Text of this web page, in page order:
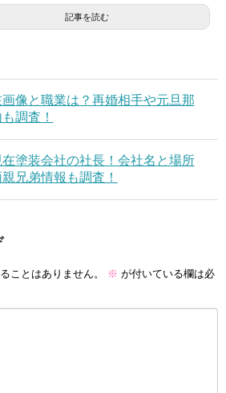
記事を読む
像と職業は？再婚相手や元旦那
調査！
塗装会社の社長！会社名と場所
兄弟情報も調査！
ことはありません。 ※ が付いている欄は必